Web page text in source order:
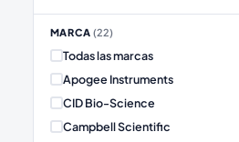
MARCA(22)
Todas las marcas
Apogee Instruments
CID Bio-Science
Campbell Scientific